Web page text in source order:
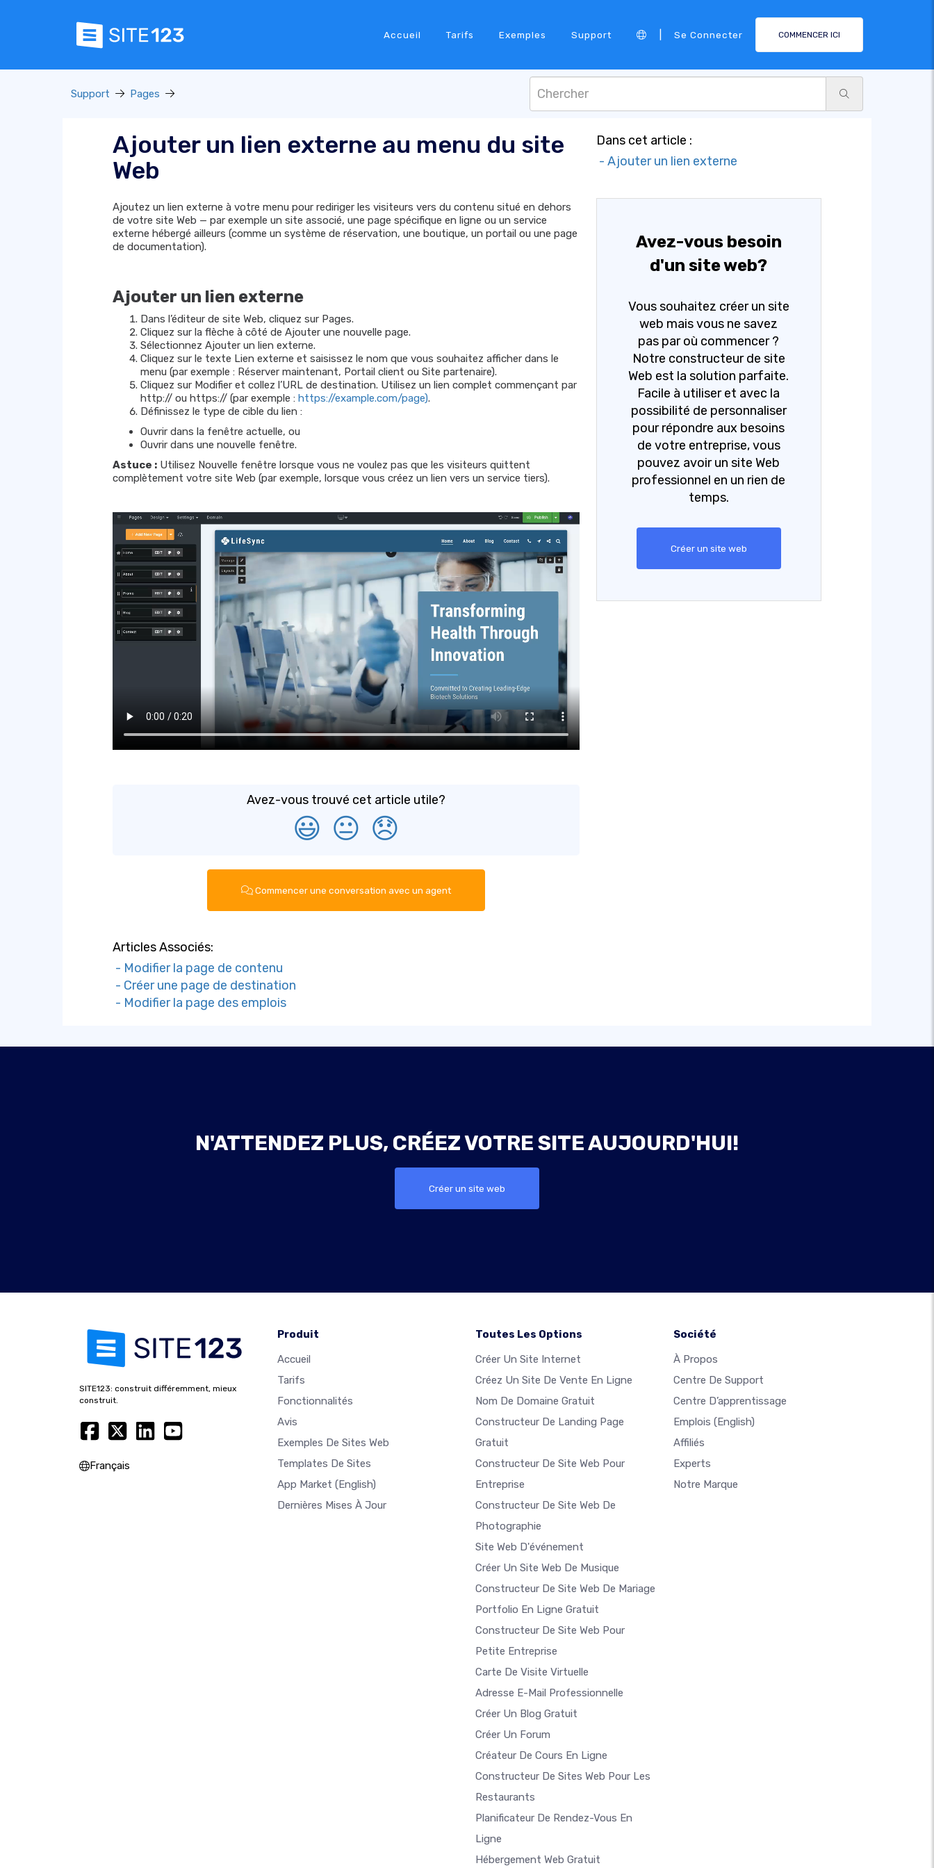
Accueil Tarifs Exemples Support Se Connecter COMMENCER ICI
Support Pages
Ajouter un lien externe au menu du site
Web
Ajoutez un lien externe à votre menu pour rediriger les visiteurs vers du contenu situé en dehors
de votre site Web — par exemple un site associé, une page spécifique en ligne ou un service
externe hébergé ailleurs (comme un système de réservation, une boutique, un portail ou une page
de documentation).
Ajouter un lien externe
Dans l’éditeur de site Web, cliquez sur Pages.
Cliquez sur la flèche à côté de Ajouter une nouvelle page.
Sélectionnez Ajouter un lien externe.
Cliquez sur le texte Lien externe et saisissez le nom que vous souhaitez afficher dans le
menu (par exemple : Réserver maintenant, Portail client ou Site partenaire).
Cliquez sur Modifier et collez l’URL de destination. Utilisez un lien complet commençant par
http:// ou https:// (par exemple : https://example.com/page).
Définissez le type de cible du lien :
Ouvrir dans la fenêtre actuelle, ou
Ouvrir dans une nouvelle fenêtre.
Astuce : Utilisez Nouvelle fenêtre lorsque vous ne voulez pas que les visiteurs quittent
complètement votre site Web (par exemple, lorsque vous créez un lien vers un service tiers).
Avez-vous trouvé cet article utile?
😃 😐 😞
Commencer une conversation avec un agent
Articles Associés:
- Modifier la page de contenu
- Créer une page de destination
- Modifier la page des emplois
Dans cet article :
- Ajouter un lien externe
Avez-vous besoin
d'un site web?
Vous souhaitez créer un site
web mais vous ne savez
pas par où commencer ?
Notre constructeur de site
Web est la solution parfaite.
Facile à utiliser et avec la
possibilité de personnaliser
pour répondre aux besoins
de votre entreprise, vous
pouvez avoir un site Web
professionnel en un rien de
temps.
Créer un site web
N'ATTENDEZ PLUS, CRÉEZ VOTRE SITE AUJOURD'HUI!
Créer un site web
SITE123: construit différemment, mieux
construit.
Français
Produit
Accueil
Tarifs
Fonctionnalités
Avis
Exemples De Sites Web
Templates De Sites
App Market (English)
Dernières Mises À Jour
Toutes Les Options
Créer Un Site Internet
Créez Un Site De Vente En Ligne
Nom De Domaine Gratuit
Constructeur De Landing Page
Gratuit
Constructeur De Site Web Pour
Entreprise
Constructeur De Site Web De
Photographie
Site Web D'événement
Créer Un Site Web De Musique
Constructeur De Site Web De Mariage
Portfolio En Ligne Gratuit
Constructeur De Site Web Pour
Petite Entreprise
Carte De Visite Virtuelle
Adresse E-Mail Professionnelle
Créer Un Blog Gratuit
Créer Un Forum
Créateur De Cours En Ligne
Constructeur De Sites Web Pour Les
Restaurants
Planificateur De Rendez-Vous En
Ligne
Hébergement Web Gratuit
Société
À Propos
Centre De Support
Centre D’apprentissage
Emplois (English)
Affiliés
Experts
Notre Marque